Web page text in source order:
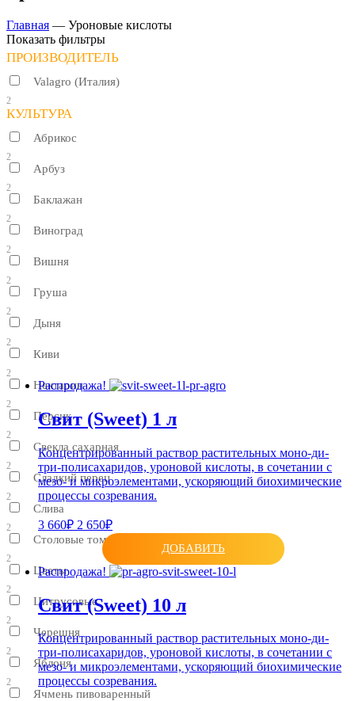
Главная — Уроновые кислоты
Показать фильтры
ПРОИЗВОДИТЕЛЬ
Valagro (Италия)
2
КУЛЬТУРА
Абрикос
2
Арбуз
2
Баклажан
2
Виноград
2
Вишня
2
Груша
2
Дыня
2
Киви
2
Нектарин
2
Персик
2
Свекла сахарная
2
Сладкий перец
2
Слива
2
Столовые томаты
2
Цветы
2
Цитрусовые
2
Черешня
2
Яблоня
2
Ячмень пивоваренный
Распродажа!
Свит (Sweet) 1 л
Концентрированный раствор растительных моно-ди-
три-полисахаридов, уроновой кислоты, в сочетании с
мезо- и микроэлементами, ускоряющий биохимические
процессы созревания.
3 660₽ 2 650₽
ДОБАВИТЬ
Распродажа!
Свит (Sweet) 10 л
Концентрированный раствор растительных моно-ди-
три-полисахаридов, уроновой кислоты, в сочетании с
мезо- и микроэлементами, ускоряющий биохимические
процессы созревания.